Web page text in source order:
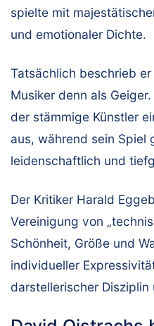
spielte mit
und emotionaler Dichte.
Tatsächlich beschrieb
Musiker denn als
der stämmige Künstler
aus, während sein Spiel
leidenschaftlich und
Der Kritiker Harald
Vereinigung von
Schönheit, Größe und
individueller
darstellerischer Disziplin